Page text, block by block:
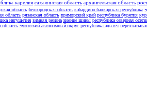
карелия сахалинская область архангельская область
область белгородская область кабардино-балкарская республика
область рязанская область приморский край республика бурятия
ингушетия зимняя резина зимние шины республика северная
область чукотский автономный округ республика адыгея